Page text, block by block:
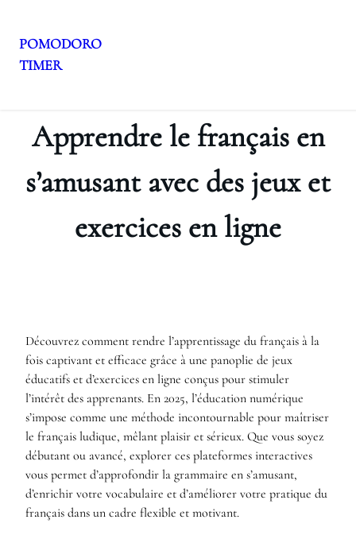
Aller
POMODORO
TIMER
Apprendre le français en
s’amusant avec des jeux et
exercices en ligne
Découvrez comment rendre l’apprentissage du français à la
fois captivant et efficace grâce à une panoplie de jeux
éducatifs et d’exercices en ligne conçus pour stimuler
l’intérêt des apprenants. En 2025, l’éducation numérique
s’impose comme une méthode incontournable pour maîtriser
le français ludique, mêlant plaisir et sérieux. Que vous soyez
débutant ou avancé, explorer ces plateformes interactives
vous permet d’approfondir la grammaire en s’amusant,
d’enrichir votre vocabulaire et d’améliorer votre pratique du
français dans un cadre flexible et motivant.